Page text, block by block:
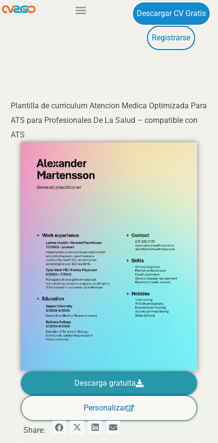
Ir
Descargar CV Gratis
Registrarse
Plantilla de curriculum Atencion Medica Optimizada Para
ATS para Profesionales De La Salud – compatible con
ATS
Descarga gratuita
Personalizar
Share: